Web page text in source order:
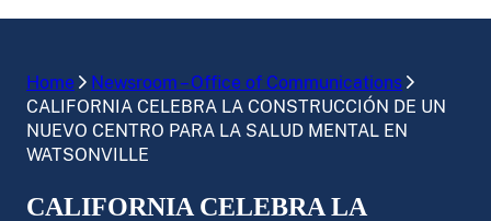
Home
Newsroom – Office of Communications
CALIFORNIA CELEBRA LA CONSTRUCCIÓN DE UN
NUEVO CENTRO PARA LA SALUD MENTAL EN
WATSONVILLE
CALIFORNIA CELEBRA LA